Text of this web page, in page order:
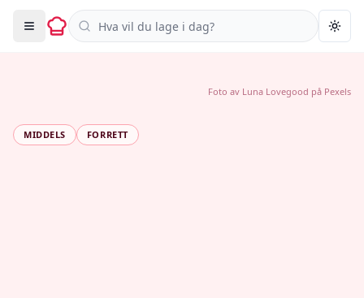
Søk i oppskrifter
MIDDELS FORRETT
Foto av Luna Lovegood på Pexels